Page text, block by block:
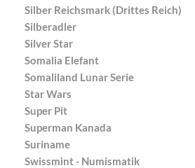
Silber Reichsmark (Drittes Reich)
Silberadler
Silver Star
Somalia Elefant
Somaliland Lunar Serie
Star Wars
Super Pit
Superman Kanada
Suriname
Swissmint - Numismatik